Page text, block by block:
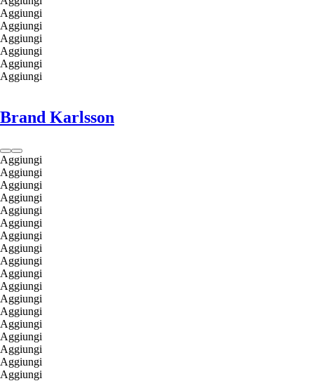
Aggiungi
Aggiungi
Aggiungi
Aggiungi
Aggiungi
Aggiungi
Brand Karlsson
Aggiungi
Aggiungi
Aggiungi
Aggiungi
Aggiungi
Aggiungi
Aggiungi
Aggiungi
Aggiungi
Aggiungi
Aggiungi
Aggiungi
Aggiungi
Aggiungi
Aggiungi
Aggiungi
Aggiungi
Aggiungi